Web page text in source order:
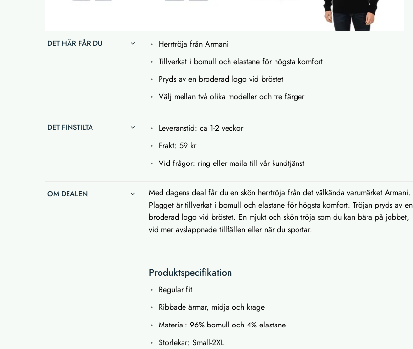
DET HÄR FÅR DU
Herrtröja från Armani
Tillverkat i bomull och elastane för högsta komfort
Pryds av en broderad logo vid bröstet
Välj mellan två olika modeller och tre färger
DET FINSTILTA
Leveranstid: ca 1-2 veckor
Frakt: 59 kr
Vid frågor: ring eller maila till vår kundtjänst
OM DEALEN
Med dagens deal får du en skön herrtröja från det välkända varumärket Armani.
Plagget är tillverkat i bomull och elastane för högsta komfort. Tröjan pryds av en
broderad logo vid bröstet. En mjukt och skön tröja som du kan bära på jobbet,
vid mer avslappnade tillfällen eller när du sportar.
Produktspecifikation
Regular fit
Ribbade ärmar, midja och krage
Material: 96% bomull och 4% elastane
Storlekar: Small-2XL